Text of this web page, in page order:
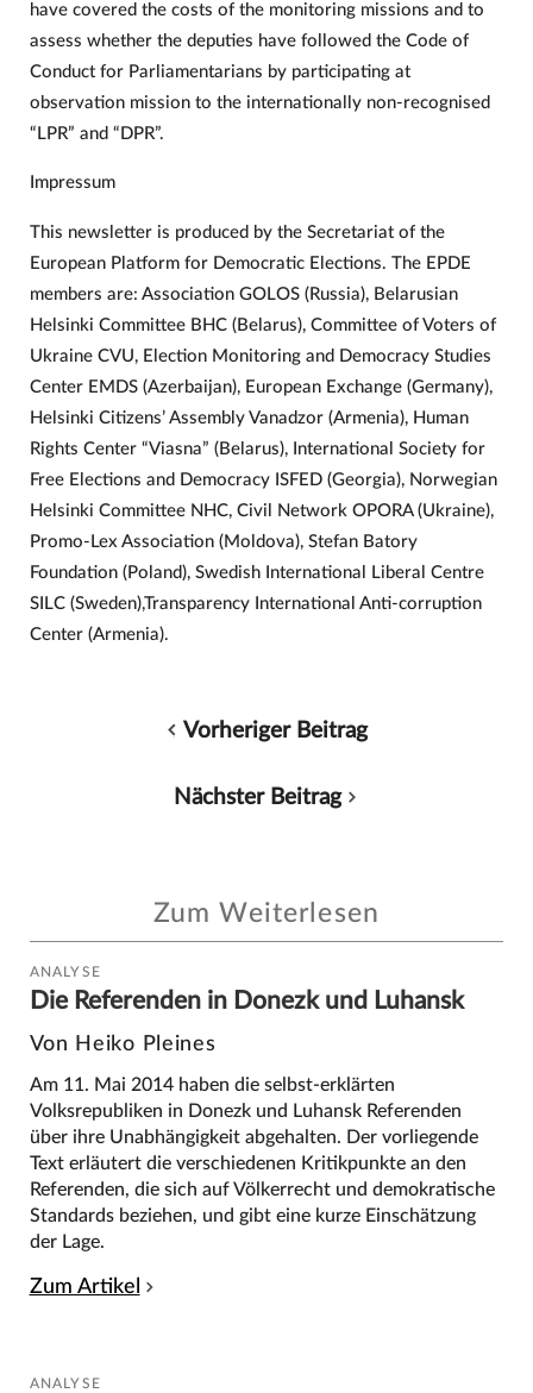
have covered the costs of the monitoring missions and to
assess whether the deputies have followed the Code of
Conduct for Parliamentarians by participating at
observation mission to the internationally non-recognised
“LPR” and “DPR”.
Impressum
This newsletter is produced by the Secretariat of the
European Platform for Democratic Elections. The EPDE
members are: Association GOLOS (Russia), Belarusian
Helsinki Committee BHC (Belarus), Committee of Voters of
Ukraine CVU, Election Monitoring and Democracy Studies
Center EMDS (Azerbaijan), European Exchange (Germany),
Helsinki Citizens’ Assembly Vanadzor (Armenia), Human
Rights Center “Viasna” (Belarus), International Society for
Free Elections and Democracy ISFED (Georgia), Norwegian
Helsinki Committee NHC, Civil Network OPORA (Ukraine),
Promo-Lex Association (Moldova), Stefan Batory
Foundation (Poland), Swedish International Liberal Centre
SILC (Sweden),Transparency International Anti-corruption
Center (Armenia).
Vorheriger Beitrag
Nächster Beitrag
Zum Weiterlesen
ANALYSE
Die Referenden in Donezk und Luhansk
Von Heiko Pleines
Am 11. Mai 2014 haben die selbst-erklärten
Volksrepubliken in Donezk und Luhansk Referenden
über ihre Unabhängigkeit abgehalten. Der vorliegende
Text erläutert die verschiedenen Kritikpunkte an den
Referenden, die sich auf Völkerrecht und demokratische
Standards beziehen, und gibt eine kurze Einschätzung
der Lage.
Zum Artikel
ANALYSE